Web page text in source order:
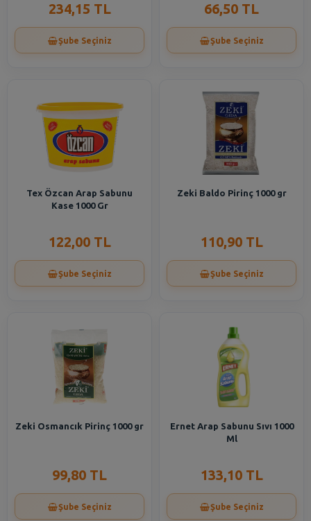
234,15 TL
Şube Seçiniz
66,50 TL
Şube Seçiniz
Tex Özcan Arap Sabunu
Kase 1000 Gr
122,00 TL
Şube Seçiniz
Zeki Baldo Pirinç 1000 gr
110,90 TL
Şube Seçiniz
Zeki Osmancık Pirinç 1000 gr
99,80 TL
Şube Seçiniz
Ernet Arap Sabunu Sıvı 1000
Ml
133,10 TL
Şube Seçiniz